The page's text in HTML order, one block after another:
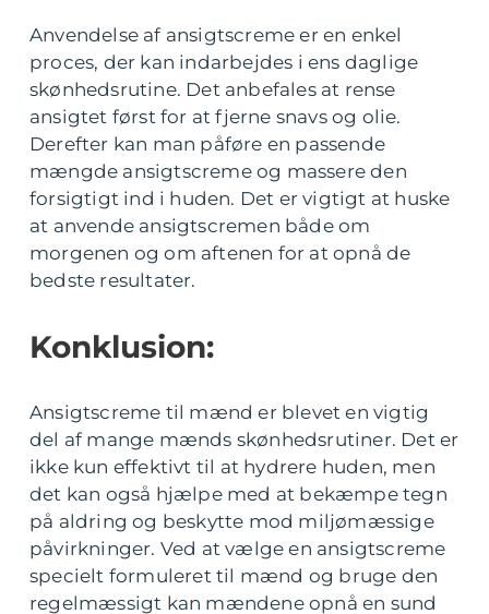
Anvendelse af ansigtscreme er en enkel
proces, der kan indarbejdes i ens daglige
skønhedsrutine. Det anbefales at rense
ansigtet først for at fjerne snavs og olie.
Derefter kan man påføre en passende
mængde ansigtscreme og massere den
forsigtigt ind i huden. Det er vigtigt at huske
at anvende ansigtscremen både om
morgenen og om aftenen for at opnå de
bedste resultater.
Konklusion:
Ansigtscreme til mænd er blevet en vigtig
del af mange mænds skønhedsrutiner. Det er
ikke kun effektivt til at hydrere huden, men
det kan også hjælpe med at bekæmpe tegn
på aldring og beskytte mod miljømæssige
påvirkninger. Ved at vælge en ansigtscreme
specielt formuleret til mænd og bruge den
regelmæssigt kan mændene opnå en sund